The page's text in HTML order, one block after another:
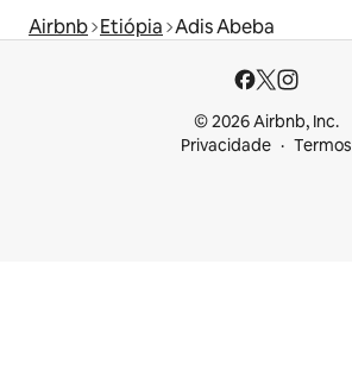
Airbnb Etiópia Adis Abeba
© 2026 Airbnb, Inc.
Privacidade
Termos